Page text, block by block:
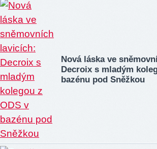
Nová láska ve
Decroix s mladým
bazénu pod Sněžkou